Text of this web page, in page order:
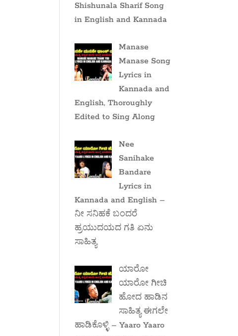
Shishunala Sharif Song
in English and Kannada
Manase
Manase Song
Lyrics in
Kannada and
English, Thoroughly
Edited to Sing Along
Nee
Sanihake
Bandare
Lyrics in
Kannada and English –
ನೀ ಸನಿಹಕೆ ಬಂದರೆ
ಹ್ರಯುದಯದ ಗತಿ ಏನು
ಸಾಹಿತ್ಯ
ಯಾರೋ
ಯಾರೋ ಗೀಚಿ
ಹೋದ ಹಾಡಿನ
ಸಾಹಿತ್ಯ ಈಗಲೇ
ಹಾಡಿಕೊಳ್ಳಿ – Yaaro Yaaro